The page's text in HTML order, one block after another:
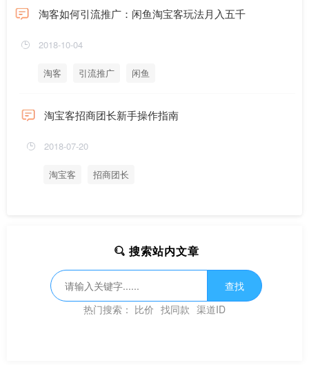
淘客如何引流推广：闲鱼淘宝客玩法月入五千
2018-10-04
淘客 引流推广 闲鱼
淘宝客招商团长新手操作指南
2018-07-20
淘宝客 招商团长
搜索站内文章
查找
热门搜索： 比价 找同款 渠道ID